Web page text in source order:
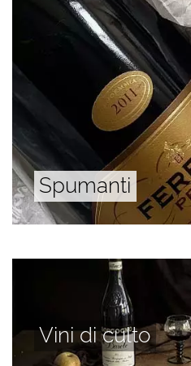
Spumanti
Vini di culto